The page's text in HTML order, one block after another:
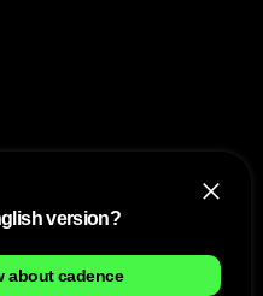
version?
about cadence